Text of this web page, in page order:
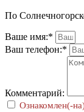
По
Ваше имя:*
Ваш телефон:*
Комментарий:
Ознакомлен(-